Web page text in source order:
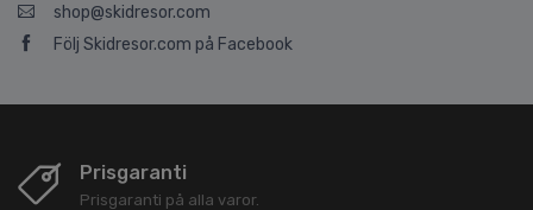
shop@skidresor.com
Följ Skidresor.com på Facebook
Prisgaranti
Prisgaranti på alla varor.